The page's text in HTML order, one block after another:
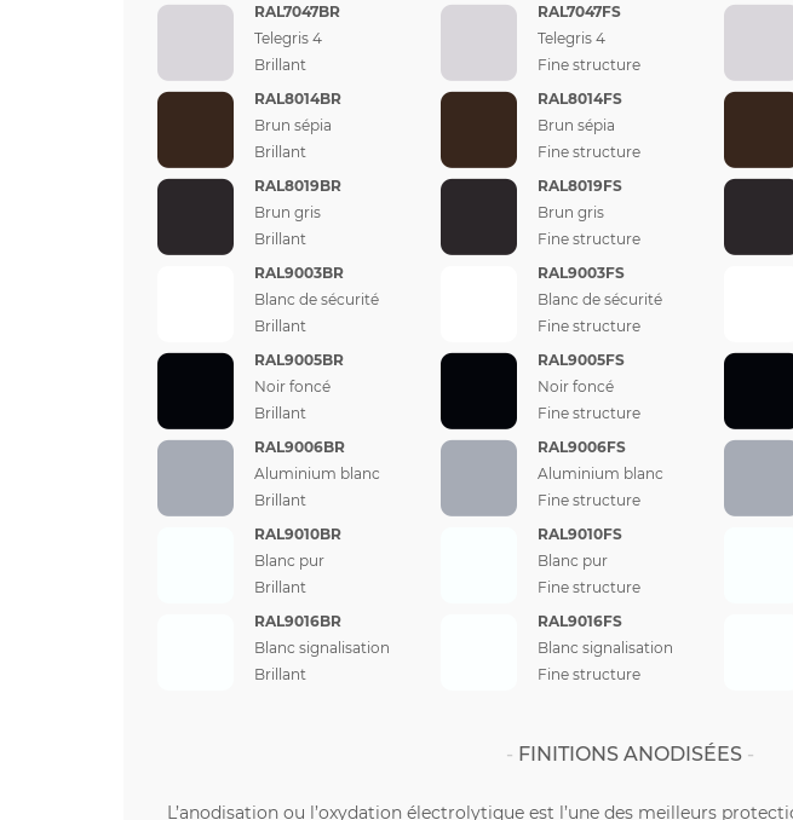
RAL7047BR
Telegris 4
Brillant
RAL7047FS
Telegris 4
Fine structure
RAL8014BR
Brun sépia
Brillant
RAL8014FS
Brun sépia
Fine structure
RAL8019BR
Brun gris
Brillant
RAL8019FS
Brun gris
Fine structure
RAL9003BR
Blanc de sécurité
Brillant
RAL9003FS
Blanc de sécurité
Fine structure
RAL9005BR
Noir foncé
Brillant
RAL9005FS
Noir foncé
Fine structure
RAL9006BR
Aluminium blanc
Brillant
RAL9006FS
Aluminium blanc
Fine structure
RAL9010BR
Blanc pur
Brillant
RAL9010FS
Blanc pur
Fine structure
RAL9016BR
Blanc signalisation
Brillant
RAL9016FS
Blanc signalisation
Fine structure
FINITIONS ANODISÉES
L’anodisation ou l’oxydation électrolytique est l’une des meilleurs